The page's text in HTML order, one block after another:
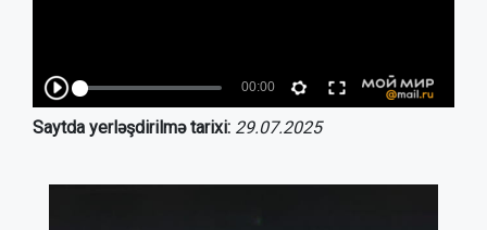
Saytda yerləşdirilmə tarixi: 29.07.2025